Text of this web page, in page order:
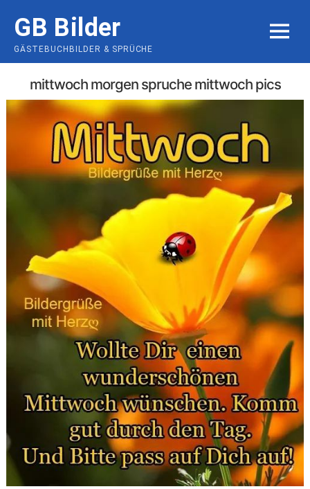
content
GB Bilder
GÄSTEBUCHBILDER & SPRÜCHE
MENU
mittwoch morgen spruche mittwoch pics